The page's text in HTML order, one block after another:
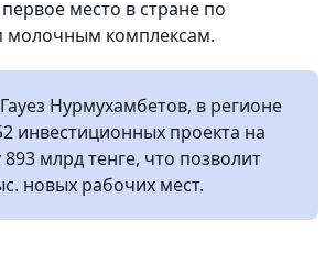
место в стране по
комплексам.
Нурмухамбетов, в регионе
инвестиционных проекта на
млрд тенге, что позволит
новых рабочих мест.